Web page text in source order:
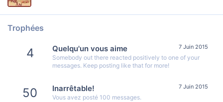
Trophées
4 7 Juin 2015
Quelqu'un vous aime
Somebody out there reacted positively to one of your
messages. Keep posting like that for more!
50 7 Juin 2015
Inarrêtable!
Vous avez posté 100 messages.